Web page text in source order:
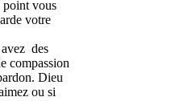
point vous
votre
des
compassion
Dieu
ou si